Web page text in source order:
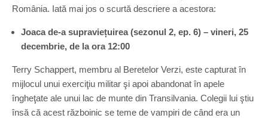
România. Iată mai jos o scurtă descriere a acestora:
Joaca de-a supraviețuirea (sezonul 2, ep. 6) – vineri, 25
decembrie, de la ora 12:00
Terry Schappert, membru al Beretelor Verzi, este capturat în
mijlocul unui exerciţiu militar şi apoi abandonat în apele
îngheţate ale unui lac de munte din Transilvania. Colegii lui ştiu
însă că acest războinic se teme de vampiri de când era un